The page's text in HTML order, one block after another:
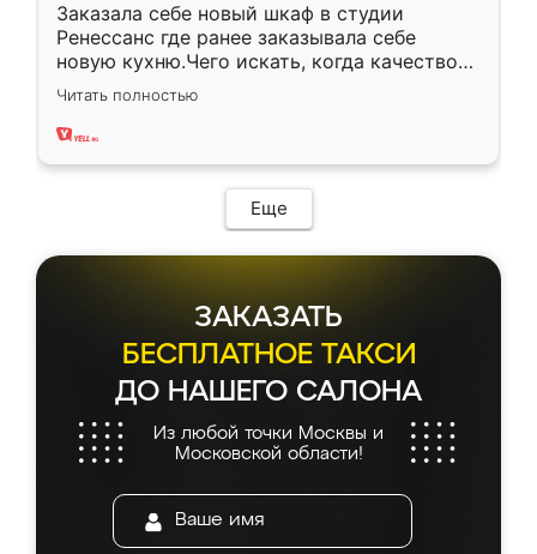
Заказала себе новый шкаф в студии
Ренессанс где ранее заказывала себе
новую кухню.Чего искать, когда качеством
вполне довольна. Служит кухня уже почти
два года, нареканий нет.
Читать полностью
Еще
ЗАКАЗАТЬ
БЕСПЛАТНОЕ ТАКСИ
ДО НАШЕГО САЛОНА
Из любой точки Москвы и
Московской области!